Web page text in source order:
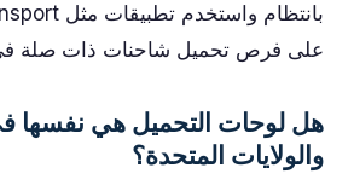
على فرص تحميل شاحنات ذات صلة
هل لوحات التحميل هي نفسها
والولايات المتحدة؟